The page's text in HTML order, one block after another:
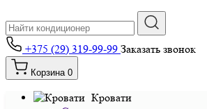
+375 (29) 319-99-99 Заказать звонок
Корзина 0
Кровати